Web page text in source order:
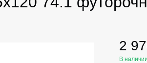
2
В наличии